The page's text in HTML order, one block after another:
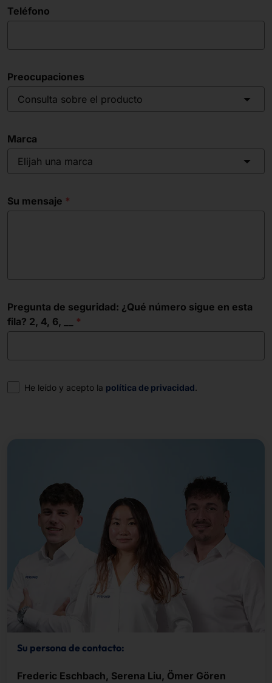
Teléfono
Preocupaciones
Consulta sobre el producto
Marca
Elijah una marca
Su mensaje
Pregunta de seguridad: ¿Qué número sigue en esta
fila? 2, 4, 6, __
Consentimiento
He leído y acepto la política de privacidad.
Su persona de contacto:
Frederic Eschbach, Serena Liu, Ömer Gören